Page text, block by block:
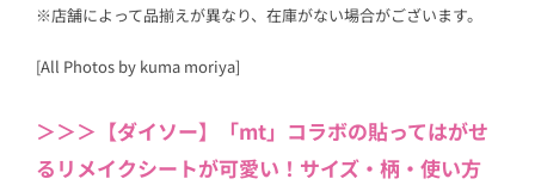
※店舗によって品揃えが異なり、在庫がない場合がございます。
[All Photos by kuma moriya]
＞＞＞【ダイソー】「mt」コラボの貼ってはがせ
るリメイクシートが可愛い！サイズ・柄・使い方